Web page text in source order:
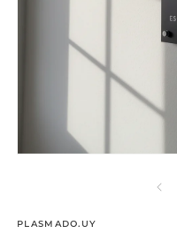
una
PLASMADO.UY